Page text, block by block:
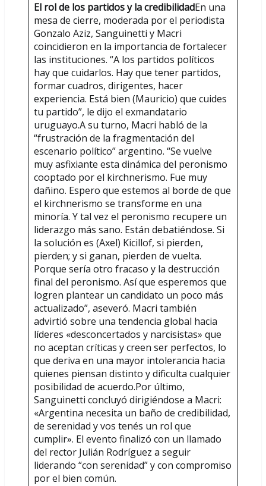
El rol de los partidos y la credibilidadEn una
mesa de cierre, moderada por el periodista
Gonzalo Aziz, Sanguinetti y Macri
coincidieron en la importancia de fortalecer
las instituciones. “A los partidos políticos
hay que cuidarlos. Hay que tener partidos,
formar cuadros, dirigentes, hacer
experiencia. Está bien (Mauricio) que cuides
tu partido”, le dijo el exmandatario
uruguayo.A su turno, Macri habló de la
“frustración de la fragmentación del
escenario político” argentino. “Se vuelve
muy asfixiante esta dinámica del peronismo
cooptado por el kirchnerismo. Fue muy
dañino. Espero que estemos al borde de que
el kirchnerismo se transforme en una
minoría. Y tal vez el peronismo recupere un
liderazgo más sano. Están debatiéndose. Si
la solución es (Axel) Kicillof, si pierden,
pierden; y si ganan, pierden de vuelta.
Porque sería otro fracaso y la destrucción
final del peronismo. Así que esperemos que
logren plantear un candidato un poco más
actualizado”, aseveró. Macri también
advirtió sobre una tendencia global hacia
líderes «desconcertados y narcisistas» que
no aceptan críticas y creen ser perfectos, lo
que deriva en una mayor intolerancia hacia
quienes piensan distinto y dificulta cualquier
posibilidad de acuerdo.Por último,
Sanguinetti concluyó dirigiéndose a Macri:
«Argentina necesita un baño de credibilidad,
de serenidad y vos tenés un rol que
cumplir». El evento finalizó con un llamado
del rector Julián Rodríguez a seguir
liderando “con serenidad” y con compromiso
por el bien común.